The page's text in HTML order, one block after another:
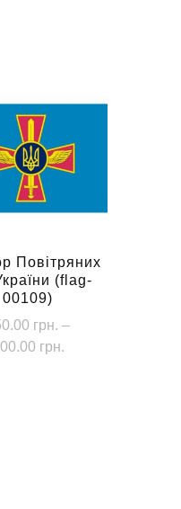
Повітряних
(flag-
00109)
грн. –
грн.